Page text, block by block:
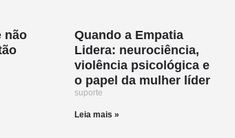
não
Quando a Empatia
Lidera: neurociência,
violência psicológica e
o papel da mulher líder
suporte
Leia mais »